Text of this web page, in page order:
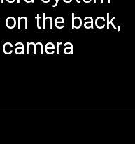
the back,